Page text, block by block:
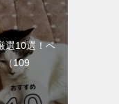
選10選！ペ
（109